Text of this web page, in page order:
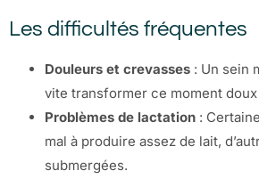
Les difficultés fréquentes
Douleurs et crevasses : Un sein
vite transformer ce moment
Problèmes de lactation :
mal à produire assez de lait,
submergées.